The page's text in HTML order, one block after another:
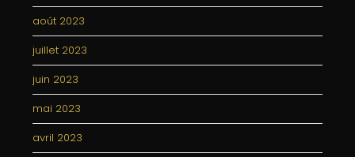
août 2023
juillet 2023
juin 2023
mai 2023
avril 2023